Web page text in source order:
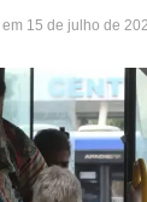
em 15 de julho de